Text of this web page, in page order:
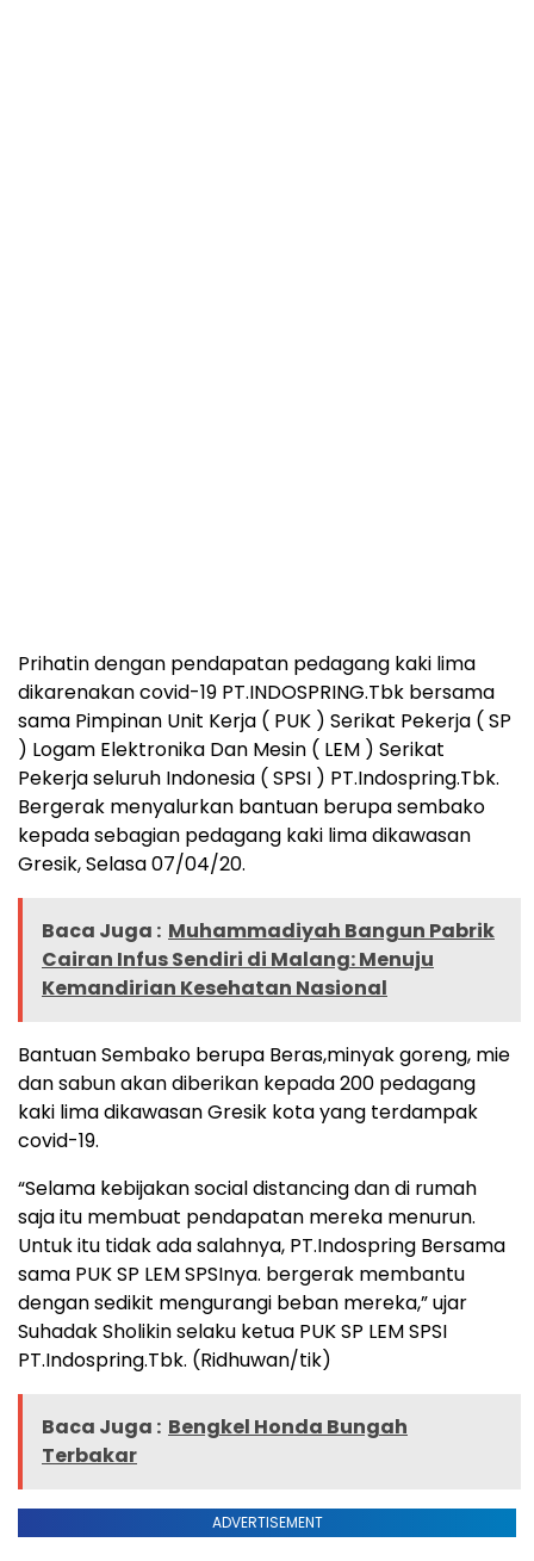
Prihatin dengan pendapatan pedagang kaki lima
dikarenakan covid-19 PT.INDOSPRING.Tbk bersama
sama Pimpinan Unit Kerja ( PUK ) Serikat Pekerja ( SP
) Logam Elektronika Dan Mesin ( LEM ) Serikat
Pekerja seluruh Indonesia ( SPSI ) PT.Indospring.Tbk.
Bergerak menyalurkan bantuan berupa sembako
kepada sebagian pedagang kaki lima dikawasan
Gresik, Selasa 07/04/20.
Baca Juga : Muhammadiyah Bangun Pabrik
Cairan Infus Sendiri di Malang: Menuju
Kemandirian Kesehatan Nasional
Bantuan Sembako berupa Beras,minyak goreng, mie
dan sabun akan diberikan kepada 200 pedagang
kaki lima dikawasan Gresik kota yang terdampak
covid-19.
“Selama kebijakan social distancing dan di rumah
saja itu membuat pendapatan mereka menurun.
Untuk itu tidak ada salahnya, PT.Indospring Bersama
sama PUK SP LEM SPSInya. bergerak membantu
dengan sedikit mengurangi beban mereka,” ujar
Suhadak Sholikin selaku ketua PUK SP LEM SPSI
PT.Indospring.Tbk. (Ridhuwan/tik)
Baca Juga : Bengkel Honda Bungah
Terbakar
ADVERTISEMENT